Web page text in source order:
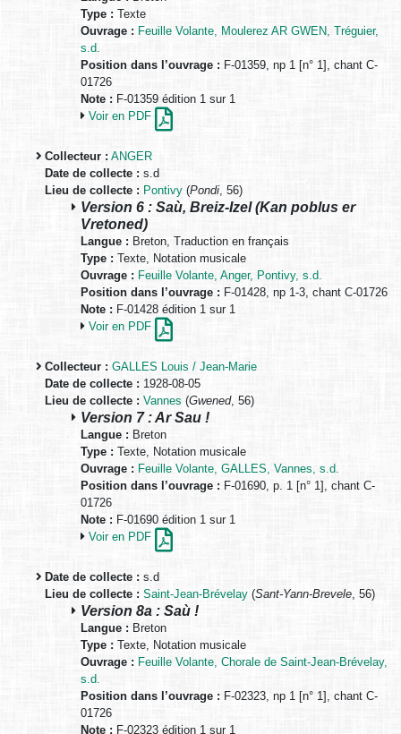
Type : Texte
Ouvrage : Feuille Volante, Moulerez AR GWEN, Tréguier,
s.d.
Position dans l’ouvrage : F-01359, np 1 [n° 1], chant C-
01726
Note : F-01359 édition 1 sur 1
Voir en PDF
Collecteur : ANGER
Date de collecte : s.d
Lieu de collecte : Pontivy (Pondi, 56)
Version 6 : Saù, Breiz-Izel (Kan poblus er
Vretoned)
Langue : Breton, Traduction en français
Type : Texte, Notation musicale
Ouvrage : Feuille Volante, Anger, Pontivy, s.d.
Position dans l’ouvrage : F-01428, np 1-3, chant C-01726
Note : F-01428 édition 1 sur 1
Voir en PDF
Collecteur : GALLES Louis / Jean-Marie
Date de collecte : 1928-08-05
Lieu de collecte : Vannes (Gwened, 56)
Version 7 : Ar Sau !
Langue : Breton
Type : Texte, Notation musicale
Ouvrage : Feuille Volante, GALLES, Vannes, s.d.
Position dans l’ouvrage : F-01690, p. 1 [n° 1], chant C-
01726
Note : F-01690 édition 1 sur 1
Voir en PDF
Date de collecte : s.d
Lieu de collecte : Saint-Jean-Brévelay (Sant-Yann-Brevele , 56)
Version 8a : Saù !
Langue : Breton
Type : Texte, Notation musicale
Ouvrage : Feuille Volante, Chorale de Saint-Jean-Brévelay,
s.d.
Position dans l’ouvrage : F-02323, np 1 [n° 1], chant C-
01726
Note : F-02323 édition 1 sur 1